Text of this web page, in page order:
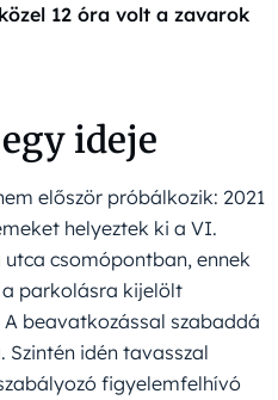
12 óra volt a zavarok
ideje
először próbálkozik: 2021
helyeztek ki a VI.
csomópontban, ennek
parkolásra kijelölt
beavatkozással szabaddá
idén tavasszal
figyelemfelhívó